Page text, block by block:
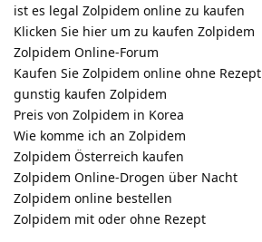
ist es legal Zolpidem online zu kaufen
Klicken Sie hier um zu kaufen Zolpidem
Zolpidem Online-Forum
Kaufen Sie Zolpidem online ohne Rezept
gunstig kaufen Zolpidem
Preis von Zolpidem in Korea
Wie komme ich an Zolpidem
Zolpidem Österreich kaufen
Zolpidem Online-Drogen über Nacht
Zolpidem online bestellen
Zolpidem mit oder ohne Rezept